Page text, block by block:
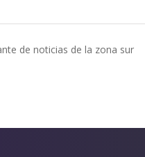
de noticias de la zona sur